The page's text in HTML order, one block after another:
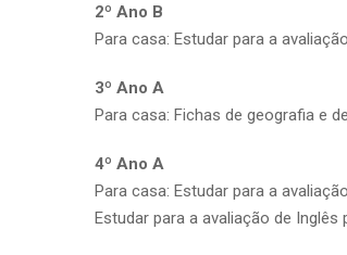
2º Ano B
Para casa: Estudar para a
3º Ano A
Para casa: Fichas de geografia e
4º Ano A
Para casa: Estudar para a
Estudar para a avaliação de Inglês